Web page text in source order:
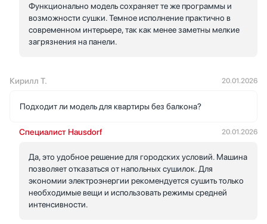
Функционально модель сохраняет те же программы и
возможности сушки. Темное исполнение практично в
современном интерьере, так как менее заметны мелкие
загрязнения на панели.
Кирилл Т. 20.01.2026
Подходит ли модель для квартиры без балкона?
Специалист Hausdorf 20.01.2026
Да, это удобное решение для городских условий. Машина
позволяет отказаться от напольных сушилок. Для
экономии электроэнергии рекомендуется сушить только
необходимые вещи и использовать режимы средней
интенсивности.